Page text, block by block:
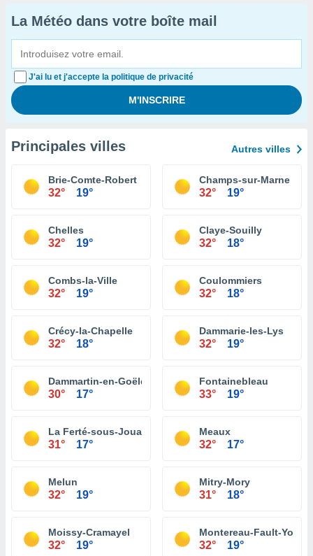
La Météo dans votre boîte mail
J'ai lu et j'accepte la politique de privacité
Principales villes Autres villes
Brie-Comte-Robert
32° 19°
Champs-sur-Marne
32° 19°
Chelles
32° 19°
Claye-Souilly
32° 18°
Combs-la-Ville
32° 19°
Coulommiers
32° 18°
Crécy-la-Chapelle
32° 18°
Dammarie-les-Lys
32° 19°
Dammartin-en-Goële
30° 17°
Fontainebleau
33° 19°
La Ferté-sous-Jouarre
31° 17°
Meaux
32° 17°
Melun
32° 19°
Mitry-Mory
31° 18°
Moissy-Cramayel
32° 19°
Montereau-Fault-Yonne
32° 19°